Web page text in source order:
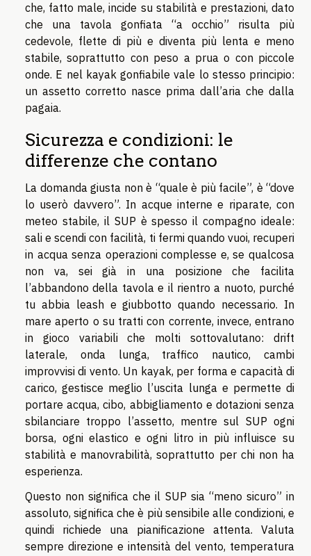
che, fatto male, incide su stabilità e prestazioni, dato
che una tavola gonfiata “a occhio” risulta più
cedevole, flette di più e diventa più lenta e meno
stabile, soprattutto con peso a prua o con piccole
onde. E nel kayak gonfiabile vale lo stesso principio:
un assetto corretto nasce prima dall’aria che dalla
pagaia.
Sicurezza e condizioni: le
differenze che contano
La domanda giusta non è “quale è più facile”, è “dove
lo userò davvero”. In acque interne e riparate, con
meteo stabile, il SUP è spesso il compagno ideale:
sali e scendi con facilità, ti fermi quando vuoi, recuperi
in acqua senza operazioni complesse e, se qualcosa
non va, sei già in una posizione che facilita
l’abbandono della tavola e il rientro a nuoto, purché
tu abbia leash e giubbotto quando necessario. In
mare aperto o su tratti con corrente, invece, entrano
in gioco variabili che molti sottovalutano: drift
laterale, onda lunga, traffico nautico, cambi
improvvisi di vento. Un kayak, per forma e capacità di
carico, gestisce meglio l’uscita lunga e permette di
portare acqua, cibo, abbigliamento e dotazioni senza
sbilanciare troppo l’assetto, mentre sul SUP ogni
borsa, ogni elastico e ogni litro in più influisce su
stabilità e manovrabilità, soprattutto per chi non ha
esperienza.
Questo non significa che il SUP sia “meno sicuro” in
assoluto, significa che è più sensibile alle condizioni, e
quindi richiede una pianificazione attenta. Valuta
sempre direzione e intensità del vento, temperatura